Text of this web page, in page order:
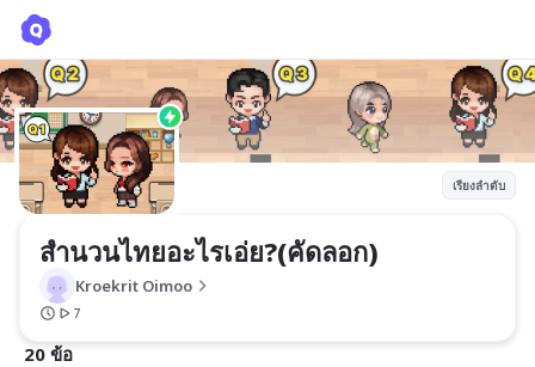
เรียงลำดับ
สำนวนไทยอะไรเอ่ย?(คัดลอก)
Kroekrit Oimoo
7
20 ข้อ